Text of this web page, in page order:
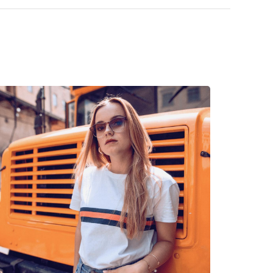
znajdziesz więcej stylów popularnych marek.